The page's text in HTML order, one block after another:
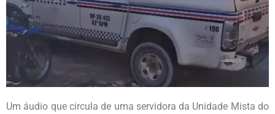
Um áudio que circula de uma servidora da Unidade Mista do